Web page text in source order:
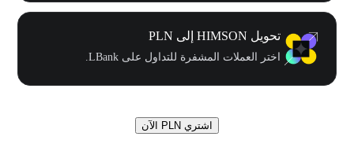
تحويل HIMSON إلى PLN
اختر العملات المشفرة للتداول على LBank.
اشتري PLN الآن